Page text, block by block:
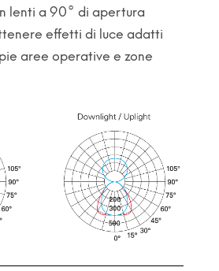
lenti a 90° di apertura
effetti di luce adatti
aree operative e zone